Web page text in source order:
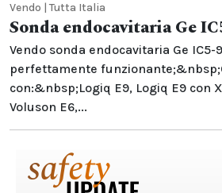
Vendo | Tutta Italia
Sonda endocavitaria Ge
Vendo sonda endocavitaria Ge
perfettamente
con:&nbsp;Logiq E9, Logiq E9 con
Voluson E6,...